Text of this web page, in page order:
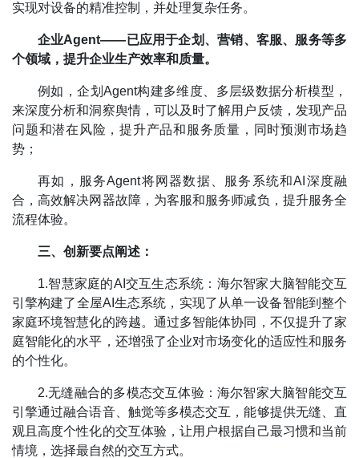
实现对设备的精准控制，并处理复杂任务。
企业Agent——已应用于企划、营销、客服、服务等多
个领域，提升企业生产效率和质量。
例如，企划Agent构建多维度、多层级数据分析模型，
来深度分析和洞察舆情，可以及时了解用户反馈，发现产品
问题和潜在风险，提升产品和服务质量，同时预测市场趋
势；
再如，服务Agent将网器数据、服务系统和AI深度融
合，高效解决网器故障，为客服和服务师减负，提升服务全
流程体验。
三、创新要点阐述：
1.智慧家庭的AI交互生态系统：海尔智家大脑智能交互
引擎构建了全屋AI生态系统，实现了从单一设备智能到整个
家庭环境智慧化的跨越。通过多智能体协同，不仅提升了家
庭智能化的水平，还增强了企业对市场变化的适应性和服务
的个性化。
2.无缝融合的多模态交互体验：海尔智家大脑智能交互
引擎通过融合语音、触觉等多模态交互，能够提供无缝、直
观且高度个性化的交互体验，让用户根据自己最习惯和当前
情境，选择最自然的交互方式。